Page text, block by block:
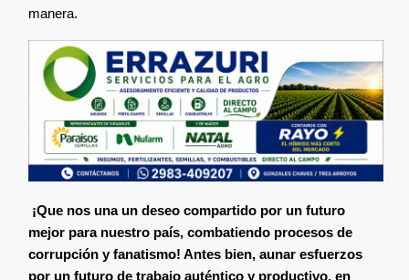
manera.
¡Que nos una un deseo compartido por un futuro
mejor para nuestro país, combatiendo procesos de
corrupción y fanatismo! Antes bien, aunar esfuerzos
por un futuro de trabajo auténtico y productivo, en